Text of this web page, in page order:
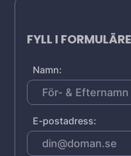
FYLL I
Namn:
E-postadress: